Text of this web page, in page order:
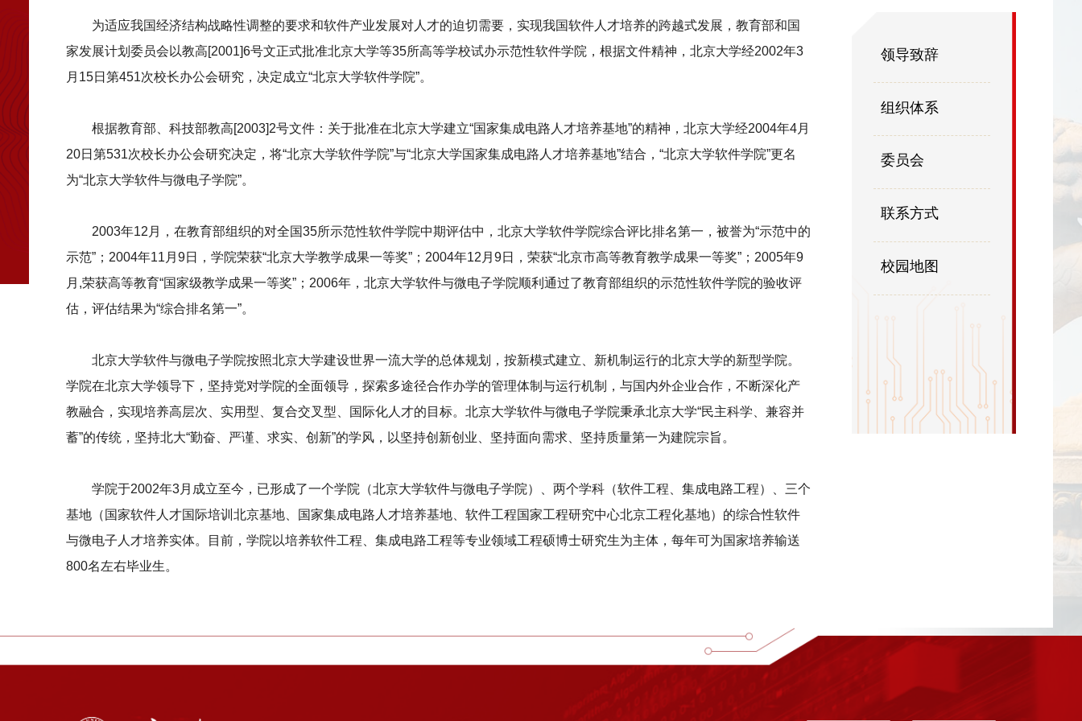
为适应我国经济结构战略性调整的要求和软件产业发展对人才的迫切需要，实现我国软件人才培养的跨越式发展，教育部和国
家发展计划委员会以教高[2001]6号文正式批准北京大学等35所高等学校试办示范性软件学院，根据文件精神，北京大学经2002年3
月15日第451次校长办公会研究，决定成立“北京大学软件学院”。
根据教育部、科技部教高[2003]2号文件：关于批准在北京大学建立“国家集成电路人才培养基地”的精神，北京大学经2004年4月
20日第531次校长办公会研究决定，将“北京大学软件学院”与“北京大学国家集成电路人才培养基地”结合，“北京大学软件学院”更名
为“北京大学软件与微电子学院”。
2003年12月，在教育部组织的对全国35所示范性软件学院中期评估中，北京大学软件学院综合评比排名第一，被誉为“示范中的
示范”；2004年11月9日，学院荣获“北京大学教学成果一等奖”；2004年12月9日，荣获“北京市高等教育教学成果一等奖”；2005年9
月,荣获高等教育“国家级教学成果一等奖”；2006年，北京大学软件与微电子学院顺利通过了教育部组织的示范性软件学院的验收评
估，评估结果为“综合排名第一”。
北京大学软件与微电子学院按照北京大学建设世界一流大学的总体规划，按新模式建立、新机制运行的北京大学的新型学院。
学院在北京大学领导下，坚持党对学院的全面领导，探索多途径合作办学的管理体制与运行机制，与国内外企业合作，不断深化产
教融合，实现培养高层次、实用型、复合交叉型、国际化人才的目标。北京大学软件与微电子学院秉承北京大学“民主科学、兼容并
蓄”的传统，坚持北大“勤奋、严谨、求实、创新”的学风，以坚持创新创业、坚持面向需求、坚持质量第一为建院宗旨。
学院于2002年3月成立至今，已形成了一个学院（北京大学软件与微电子学院）、两个学科（软件工程、集成电路工程）、三个
基地（国家软件人才国际培训北京基地、国家集成电路人才培养基地、软件工程国家工程研究中心北京工程化基地）的综合性软件
与微电子人才培养实体。目前，学院以培养软件工程、集成电路工程等专业领域工程硕博士研究生为主体，每年可为国家培养输送
800名左右毕业生。
领导致辞
组织体系
委员会
联系方式
校园地图